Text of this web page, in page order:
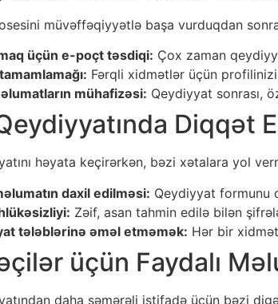
müvəffəqiyyətlə başa vurduqdan
üçün e-poçt təsdiqi: Çox zaman
Fərqli xidmətlər üçün
mühafizəsi: Qeydiyyat sonrası,
Diqqət
həyata keçirərkən, bəzi xətalara yol
daxil edilməsi: Qeydiyyat formunu
Zəif, asan tahmin edilə bilən
tələblərinə əməl etməmək: Hər bir
üçün Faydalı
daha səmərəli istifadə üçün bəzi